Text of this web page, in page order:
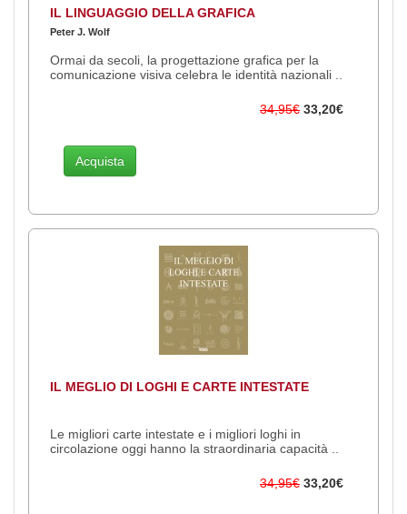
IL LINGUAGGIO DELLA GRAFICA
Peter J. Wolf
Ormai da secoli, la progettazione grafica per la
comunicazione visiva celebra le identità nazionali ..
34,95€ 33,20€
Acquista
IL MEGLIO DI LOGHI E CARTE INTESTATE
Le migliori carte intestate e i migliori loghi in
circolazione oggi hanno la straordinaria capacità ..
34,95€ 33,20€